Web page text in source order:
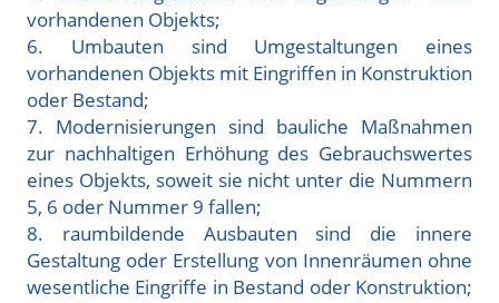
vorhandenen Objekts;
6. Umbauten sind Umgestaltungen eines
vorhandenen Objekts mit Eingriffen in Konstruktion
oder Bestand;
7. Modernisierungen sind bauliche Maßnahmen
zur nachhaltigen Erhöhung des Gebrauchswertes
eines Objekts, soweit sie nicht unter die Nummern
5, 6 oder Nummer 9 fallen;
8. raumbildende Ausbauten sind die innere
Gestaltung oder Erstellung von Innenräumen ohne
wesentliche Eingriffe in Bestand oder Konstruktion;